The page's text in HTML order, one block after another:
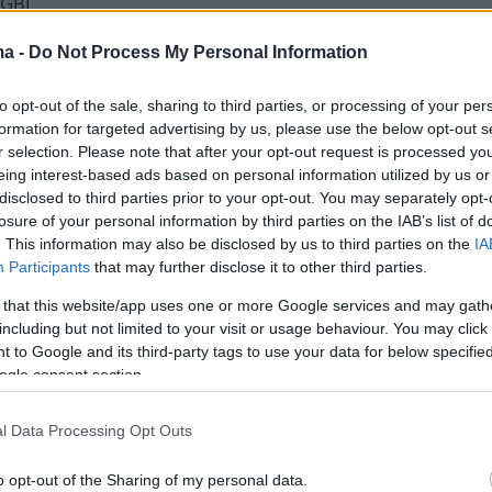
- Do Not Process My Personal Information
opt-out of the sale, sharing to third parties, or processing of your
for targeted advertising by us, please use the below opt-out
selection. Please note that after your opt-out request is processed
interest-based ads based on personal information utilized by us
to third parties prior to your opt-out. You may separately
of your personal information by third parties on the IAB’s list of
This information may also be disclosed by us to third parties on the
Participants that may further disclose it to other third parties.
that this website/app uses one or more Google services and may
but not limited to your visit or usage behaviour. You may
to Google and its third-party tags to use your data for below
consent section.
Data Processing Opt Outs
opt-out of the Sharing of my personal data.
Το απλησίαστο ρεκόρ του
Ομπράντοβιτς
μετρά 18 συμμετοχές σε Final-4 της
είναι με διαφορά ο κορυφαίος της σχετικής λίστας
για τη λίγκα που ετοιμάζει το
την FIBA στην Ευρώπη:
πρότζεκτ αλλά τι ρόλο θα
σχολίασε την συνέντευξη τύπου του κομισάριου